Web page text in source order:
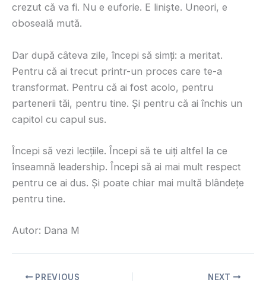
crezut că va fi. Nu e euforie. E liniște. Uneori, e
oboseală mută.
Dar după câteva zile, începi să simți: a meritat.
Pentru că ai trecut printr-un proces care te-a
transformat. Pentru că ai fost acolo, pentru
partenerii tăi, pentru tine. Și pentru că ai închis un
capitol cu capul sus.
Începi să vezi lecțiile. Începi să te uiți altfel la ce
înseamnă leadership. Începi să ai mai mult respect
pentru ce ai dus. Și poate chiar mai multă blândețe
pentru tine.
Autor: Dana M
PREVIOUS NEXT